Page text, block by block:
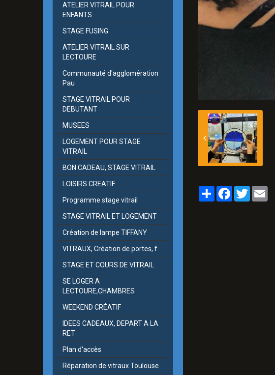
PartagerFacebook
Twitter
ATELIER VITRAIL POUR
ENFANTS
STAGE FUSING
ATELIER VITRAIL SUR
LECTOURE
Communauté d'agglomération
Pau
STAGE VITRAIL POUR
DEBUTANT
MUSEES
LOGEMENT POUR STAGE
VITRAIL
BON CADEAU, STAGE VITRAIL
LOISIRS CREATIF
Programme stage vitrail
STAGE VITRAIL ET LOGEMENT
Création de lampe TIFFANY
VITRAUX, Création de portes, f
STAGE ET COURS DE VITRAIL
SE LOGER A
LECTOURE,CHAMBRES
WEEKEND CRÉATIF
IDEES CADEAUX, DEPART A LA
RET
Plan d'accès
Réparation de vitraux Toulouse